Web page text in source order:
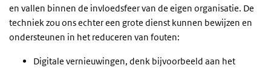
en vallen binnen de invloedsfeer van de eigen organisatie. De
techniek zou ons echter een grote dienst kunnen bewijzen en
ondersteunen in het reduceren van fouten:
Digitale vernieuwingen, denk bijvoorbeeld aan het